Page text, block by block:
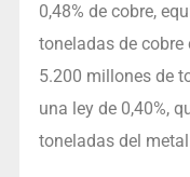
0,48% de cobre,
toneladas de
5.200 millones de
una ley de 0,40%,
toneladas del